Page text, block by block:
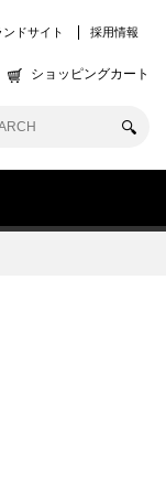
ンドサイト 採用情報
ショッピングカート